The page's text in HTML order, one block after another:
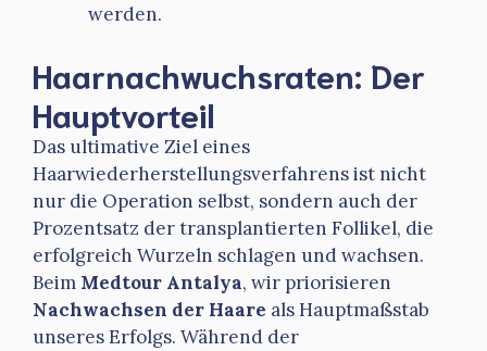
werden.
Haarnachwuchsraten: Der
Hauptvorteil
Das ultimative Ziel eines
Haarwiederherstellungsverfahrens ist nicht
nur die Operation selbst, sondern auch der
Prozentsatz der transplantierten Follikel, die
erfolgreich Wurzeln schlagen und wachsen.
Beim Medtour Antalya, wir priorisieren
Nachwachsen der Haare als Hauptmaßstab
unseres Erfolgs. Während der